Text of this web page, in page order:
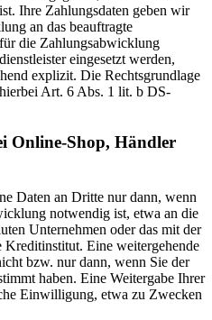
Ihre Zahlungsdaten geben wir
an das beauftragte
die Zahlungsabwicklung
eingesetzt werden,
explizit. Die Rechtsgrundlage
Art. 6 Abs. 1 lit. b DS-
Online-Shop, Händler
Daten an Dritte nur dann, wenn
notwendig ist, etwa an die
Unternehmen oder das mit der
Eine weitergehende
bzw. nur dann, wenn Sie der
haben. Eine Weitergabe Ihrer
Einwilligung, etwa zu Zwecken